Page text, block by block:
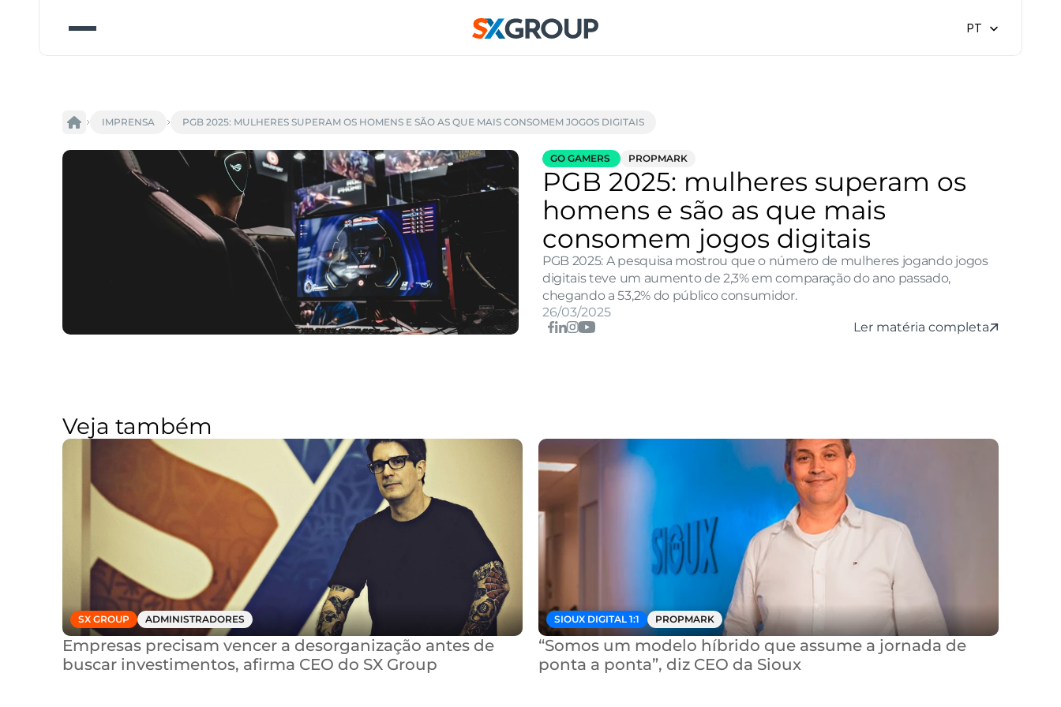
Select Language
PT
IMPRENSA PGB 2025: MULHERES SUPERAM OS HOMENS E SÃO AS QUE MAIS CONSOMEM JOGOS DIGITAIS
GO GAMERS PROPMARK
PGB 2025: mulheres superam os
homens e são as que mais
consomem jogos digitais
PGB 2025: A pesquisa mostrou que o número de mulheres jogando jogos
digitais teve um aumento de 2,3% em comparação do ano passado,
chegando a 53,2% do público consumidor.
26/03/2025
Ler matéria completa
Veja também
SX GROUP ADMINISTRADORES
Empresas precisam vencer a desorganização antes de
buscar investimentos, afirma CEO do SX Group
SIOUX DIGITAL 1:1 PROPMARK
“Somos um modelo híbrido que assume a jornada de
ponta a ponta”, diz CEO da Sioux